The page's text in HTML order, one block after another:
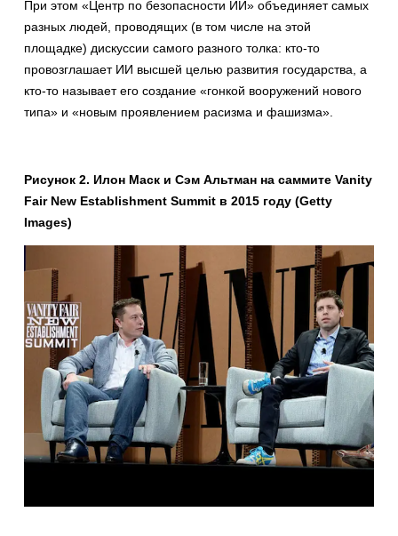
При этом «Центр по безопасности ИИ» объединяет самых
разных людей, проводящих (в том числе на этой
площадке) дискуссии самого разного толка: кто-то
провозглашает ИИ высшей целью развития государства, а
кто-то называет его создание «гонкой вооружений нового
типа» и «новым проявлением расизма и фашизма».
Рисунок 2. Илон Маск и Сэм Альтман на саммите Vanity
Fair New Establishment Summit в 2015 году (Getty
Images)